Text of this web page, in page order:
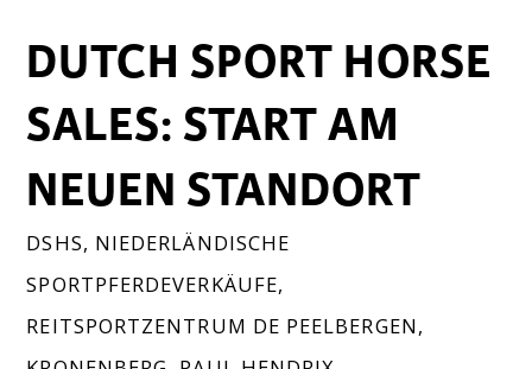
DUTCH SPORT HORSE
SALES: START AM
NEUEN STANDORT
DSHS, NIEDERLÄNDISCHE
SPORTPFERDEVERKÄUFE,
REITSPORTZENTRUM DE PEELBERGEN,